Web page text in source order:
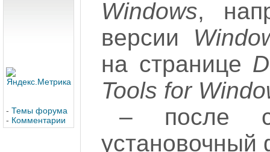
- Темы форума
- Комментарии
Windows,
версии
на странице
Tools for
– после
установочный